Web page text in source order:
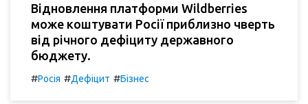
Відновлення платформи Wildberries
може коштувати Росії приблизно чверть
від річного дефіциту державного
бюджету.
#Росія #Дефіцит #Бізнес